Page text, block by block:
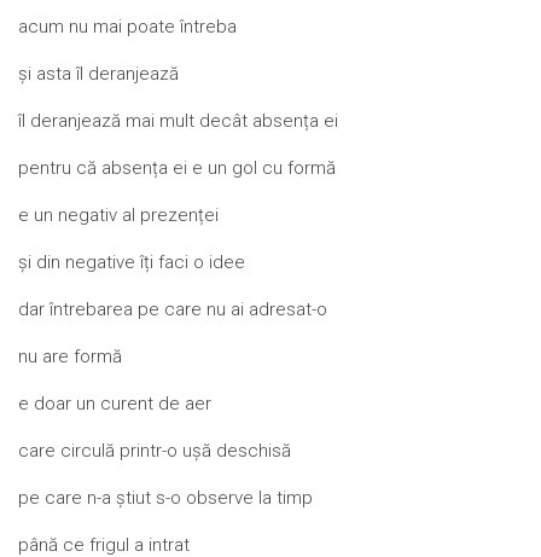
acum nu mai poate întreba
și asta îl deranjează
îl deranjează mai mult decât absența ei
pentru că absența ei e un gol cu formă
e un negativ al prezenței
și din negative îți faci o idee
dar întrebarea pe care nu ai adresat-o
nu are formă
e doar un curent de aer
care circulă printr-o ușă deschisă
pe care n-a știut s-o observe la timp
până ce frigul a intrat